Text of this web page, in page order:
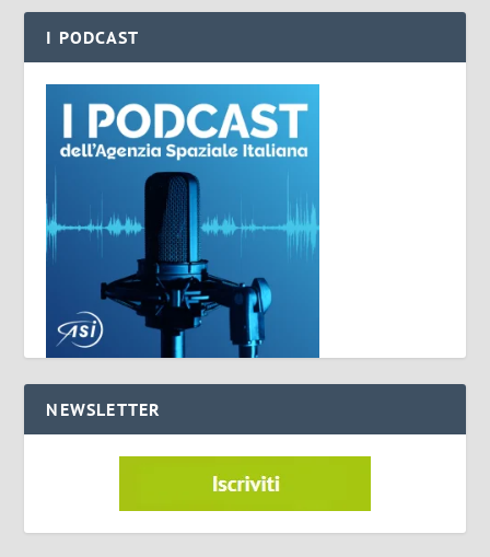
I PODCAST
NEWSLETTER